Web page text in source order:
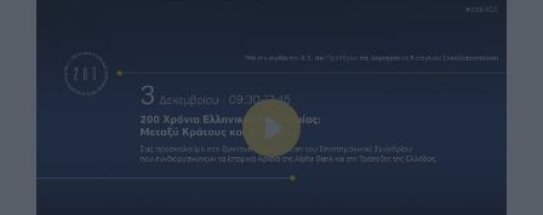
Play